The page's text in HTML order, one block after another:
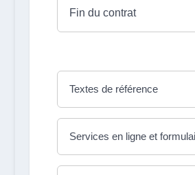
Fin du contrat
Textes de référence
Services en ligne et